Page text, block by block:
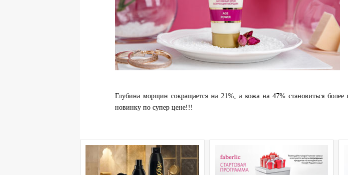
Глубина морщин сокращается на 21%, а кожа на 47% становиться
новинку по супер цене!!!